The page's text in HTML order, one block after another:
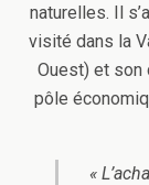
naturelles. Il
visité dans la
Ouest) et son
pôle
«